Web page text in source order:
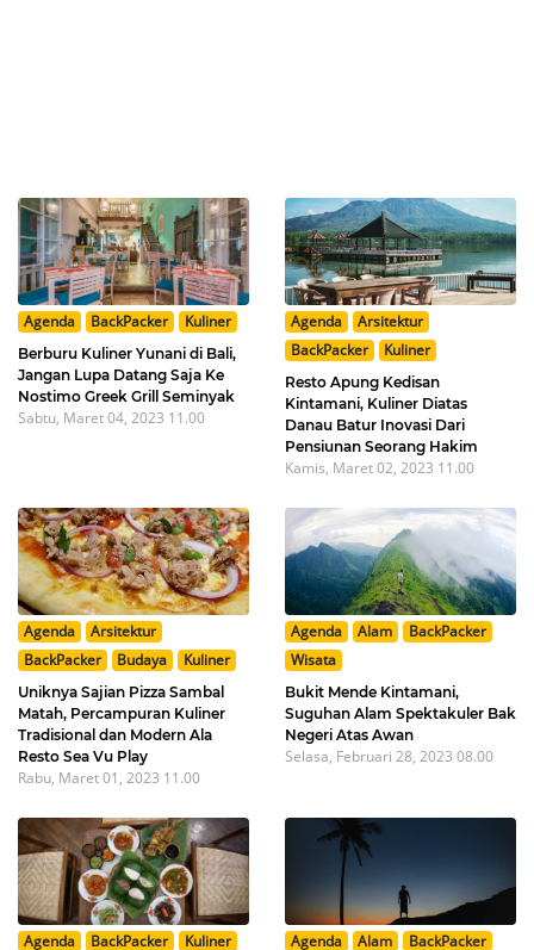
Agenda BackPacker Kuliner
Berburu Kuliner Yunani di Bali,
Jangan Lupa Datang Saja Ke
Nostimo Greek Grill Seminyak
Sabtu, Maret 04, 2023 11.00
Agenda
Arsitektur
BackPacker
Kuliner
Resto Apung Kedisan
Kintamani, Kuliner Diatas
Danau Batur Inovasi Dari
Pensiunan Seorang Hakim
Kamis, Maret 02, 2023 11.00
Agenda
Arsitektur
BackPacker
Budaya Kuliner
Uniknya Sajian Pizza Sambal
Matah, Percampuran Kuliner
Tradisional dan Modern Ala
Resto Sea Vu Play
Rabu, Maret 01, 2023 11.00
Agenda Alam
BackPacker
Wisata
Bukit Mende Kintamani,
Suguhan Alam Spektakuler Bak
Negeri Atas Awan
Selasa, Februari 28, 2023 08.00
Agenda BackPacker Kuliner Agenda Alam
BackPacker